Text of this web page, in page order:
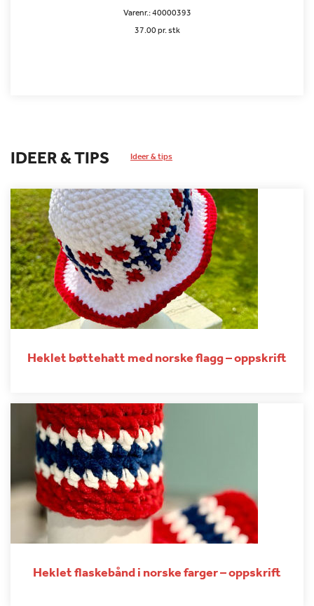
Varenr.:40000393
37.00 pr. stk
IDEER & TIPS Ideer & tips
Heklet bøttehatt med norske flagg – oppskrift
Heklet flaskebånd i norske farger – oppskrift